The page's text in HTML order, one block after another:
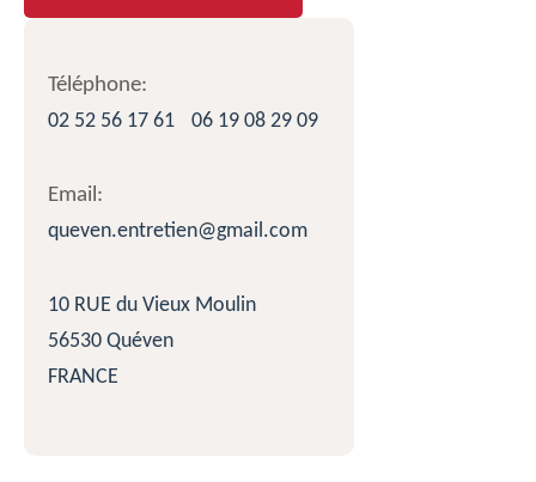
Téléphone:
02 52 56 17 61
06 19 08 29 09
Email:
queven.entretien@gmail.com
10 RUE du Vieux Moulin
56530 Quéven
FRANCE